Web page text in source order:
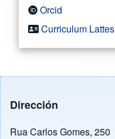
Orcid
Curriculum Lattes
Dirección
Rua Carlos Gomes, 250